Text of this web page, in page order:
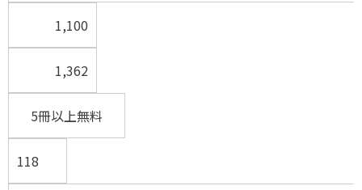
1,100
1,362
5冊以上無料
118